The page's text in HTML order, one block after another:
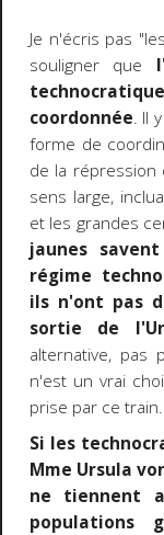
Je n'écris pas
souligner que
coordonnée. Il
forme de
de la répression
sens large,
et les grandes
jaunes
régime
ils n'ont pas
sortie de
alternative, pas
n'est un vrai
prise par ce train.
Si les
Mme Ursula
ne tiennent
populations